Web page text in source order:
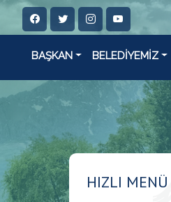
BAŞKAN BELEDİYEMİZ
HIZLI MENÜ